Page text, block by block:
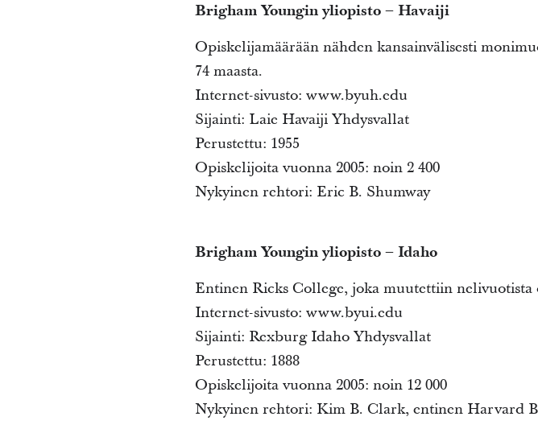
Brigham Youngin yliopisto – Havaiji
Opiskelijamäärään nähden kansainvälisesti
74 maasta.
Internet-sivusto: www.byuh.edu
Sijainti: Laie Havaiji Yhdysvallat
Perustettu: 1955
Opiskelijoita vuonna 2005: noin 2 400
Nykyinen rehtori: Eric B. Shumway
Brigham Youngin yliopisto – Idaho
Entinen Ricks College, joka muutettiin nelivuotista
Internet-sivusto: www.byui.edu
Sijainti: Rexburg Idaho Yhdysvallat
Perustettu: 1888
Opiskelijoita vuonna 2005: noin 12 000
Nykyinen rehtori: Kim B. Clark, entinen Harvard